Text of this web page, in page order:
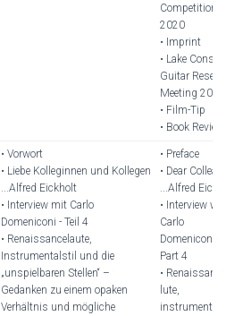
Competition
2020
• Imprint
• Lake
Guitar
Meeting 2019
• Film-Tip
• Book Review
• Vorwort
• Liebe Kolleginnen und Kollegen
...Alfred Eickholt
• Interview mit Carlo
Domeniconi - Teil 4
• Renaissancelaute,
Instrumentalstil und die
„unspielbaren Stellen“ –
Gedanken zu einem opaken
Verhältnis und mögliche
• Preface
• Dear
...Alfred
• Interview
Carlo
Domeniconi -
Part 4
• Renaissance
lute,
instrumental